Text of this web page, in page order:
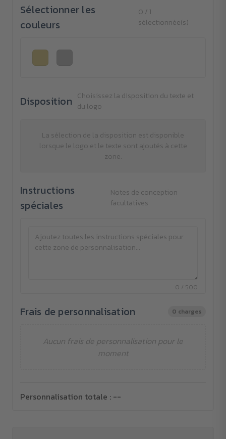
Sélectionner les
couleurs
0 / 1
sélectionnée(s)
Disposition Choisissez la disposition du texte et
du logo
La sélection de la disposition est disponible
lorsque le logo et le texte sont ajoutés à cette
zone.
Instructions
spéciales
Notes de conception
facultatives
0 / 500
Frais de personnalisation 0 charges
Aucun frais de personnalisation pour le
moment
Personnalisation totale : --